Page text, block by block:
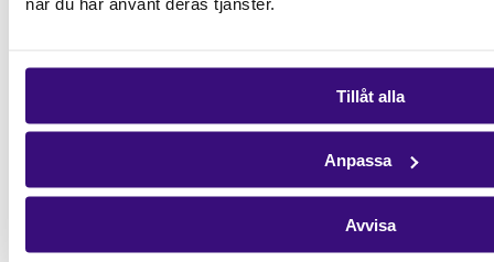
Tillåt alla
Anpassa
Avvisa
Engagera dig
Gåvoshop
Kontakta oss
Pressrum